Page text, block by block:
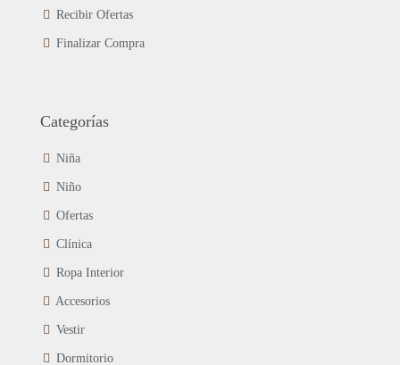
Recibir Ofertas
Finalizar Compra
Categorías
Niña
Niño
Ofertas
Clínica
Ropa Interior
Accesorios
Vestir
Dormitorio